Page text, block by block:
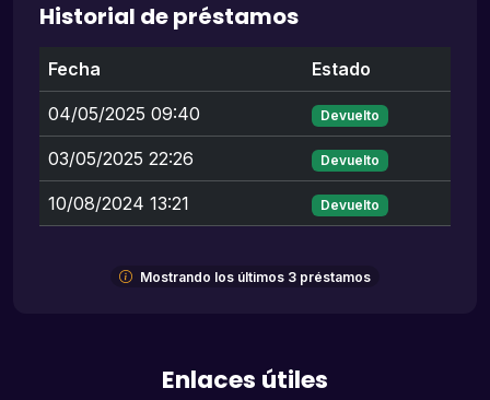
Historial de préstamos
Fecha Estado
04/05/2025 09:40 Devuelto
03/05/2025 22:26 Devuelto
10/08/2024 13:21 Devuelto
Mostrando los últimos 3 préstamos
Enlaces útiles